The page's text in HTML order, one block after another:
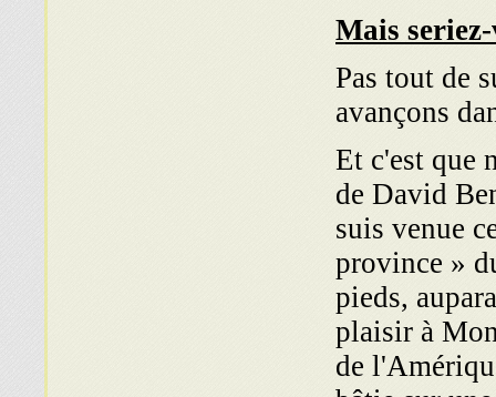
Mais
Pas tout de
avançons
Et c'est que
de David
suis venue
province »
pieds,
plaisir à
de